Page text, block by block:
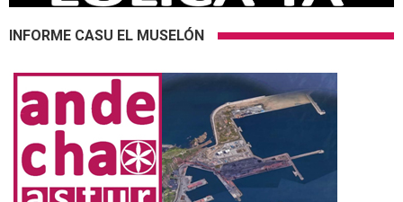
INFORME CASU EL MUSELÓN